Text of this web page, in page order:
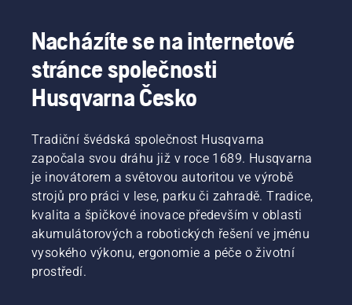
Nacházíte se na internetové
stránce společnosti
Husqvarna Česko
Tradiční švédská společnost Husqvarna
započala svou dráhu již v roce 1689. Husqvarna
je inovátorem a světovou autoritou ve výrobě
strojů pro práci v lese, parku či zahradě. Tradice,
kvalita a špičkové inovace především v oblasti
akumulátorových a robotických řešení ve jménu
vysokého výkonu, ergonomie a péče o životní
prostředí.